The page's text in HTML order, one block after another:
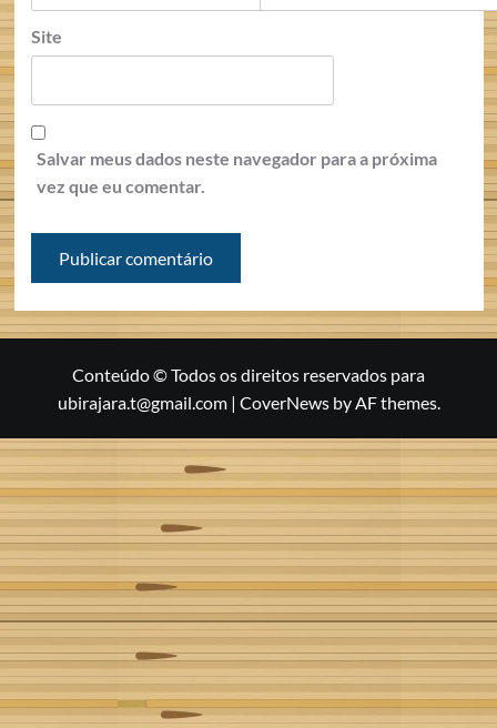
Site
Salvar meus dados neste navegador para a próxima
vez que eu comentar.
Conteúdo © Todos os direitos reservados para
ubirajara.t@gmail.com | CoverNewsby AF themes.